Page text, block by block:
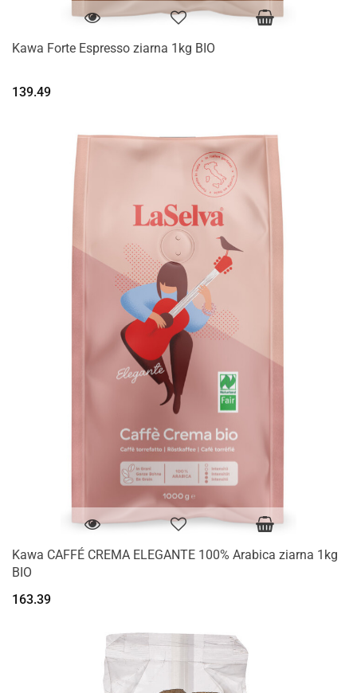
Kawa Forte Espresso ziarna 1kg BIO
139.49
Kawa CAFFÉ CREMA ELEGANTE 100% Arabica ziarna 1kg
BIO
163.39